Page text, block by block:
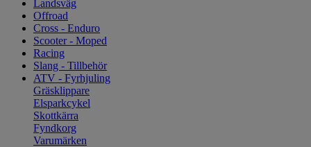
Landsväg
Offroad
Cross - Enduro
Scooter - Moped
Racing
Slang - Tillbehör
ATV - Fyrhjuling
Gräsklippare
Elsparkcykel
Skottkärra
Fyndkorg
Varumärken